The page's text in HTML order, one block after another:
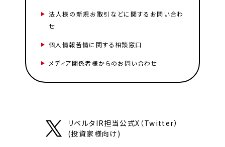
法人様の新規お取引などに関するお問い合わ
せ
個人情報苦情に関する相談窓口
メディア関係者様からのお問い合わせ
リベルタIR担当公式X（Twitter）
(投資家様向け)